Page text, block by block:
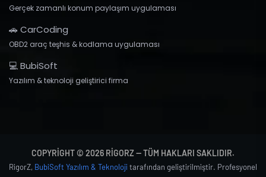
Gerçek zamanlı konum paylaşım uygulaması
🚗 CarCoding
OBD2 araç teşhis & kodlama uygulaması
💻 BubiSoft
Yazılım & teknoloji geliştirici firma
COPYRIGHT © 2026 RIGORZ — TÜM HAKLARI SAKLIDIR.
RigorZ, BubiSoft Yazılım & Teknoloji tarafından geliştirilmiştir. Profesyonel